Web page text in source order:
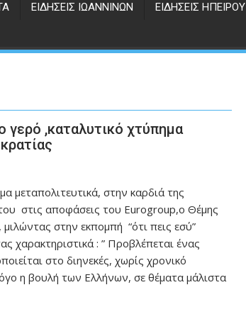
ΕΙΔΉΣΕΙΣ ΙΩΑΝΝΊΝΩΝ ΕΙΔΉΣΕΙΣ ΗΠΕΊΡΟΥ
,καταλυτικό χτύπημα
μεταπολιτευτικά, στην καρδιά της
στις αποφάσεις του Eurogroup,ο Θέμης
στην εκπομπή “ότι πεις εσύ”
χαρακτηριστικά : ” Προβλέπεται ένας
στο διηνεκές, χωρίς χρονικό
η βουλή των Ελλήνων, σε θέματα μάλιστα